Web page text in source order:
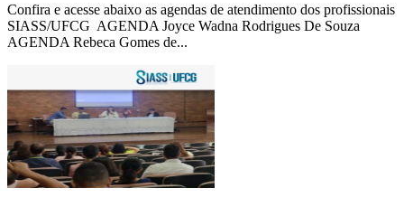
Confira e acesse abaixo as agendas de atendimento dos profissionais
SIASS/UFCG AGENDA Joyce Wadna Rodrigues De Souza
AGENDA Rebeca Gomes de...